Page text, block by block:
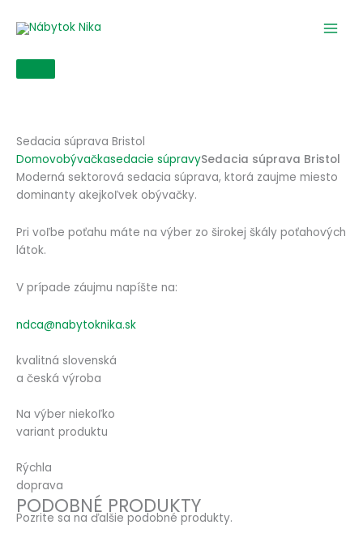
Sedacia súprava Bristol
Domovobývačkasedacie súpravySedacia súprava Bristol
Moderná sektorová sedacia súprava, ktorá zaujme miesto
dominanty akejkoľvek obývačky.
Pri voľbe poťahu máte na výber zo širokej škály poťahových
látok.
V prípade záujmu napíšte na:
ndca@nabytoknika.sk
kvalitná slovenská
a česká výroba
Na výber niekoľko
variant produktu
Rýchla
doprava
PODOBNÉ PRODUKTY
Pozrite sa na ďalšie podobné produkty.